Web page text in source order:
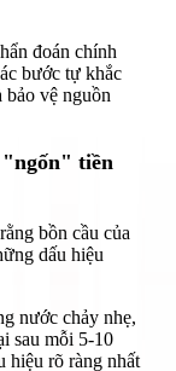
đoán chính
bước tự khắc
bảo vệ nguồn
"ngốn" tiền
bồn cầu của
dấu hiệu
nước chảy nhẹ,
sau mỗi 5-10
hiệu rõ ràng nhất